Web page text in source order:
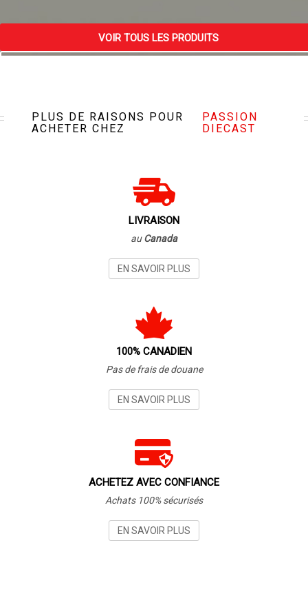
VOIR TOUS LES PRODUITS
PLUS DE RAISONS POUR
ACHETER CHEZ
PASSION
DIECAST
LIVRAISON
auCanada
EN SAVOIR PLUS
100% CANADIEN
Pas de frais de douane
EN SAVOIR PLUS
ACHETEZ AVEC CONFIANCE
Achats 100% sécurisés
EN SAVOIR PLUS